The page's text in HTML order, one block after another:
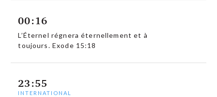
00:16
L’Éternel régnera éternellement et à
toujours. Exode 15:18
23:55
INTERNATIONAL